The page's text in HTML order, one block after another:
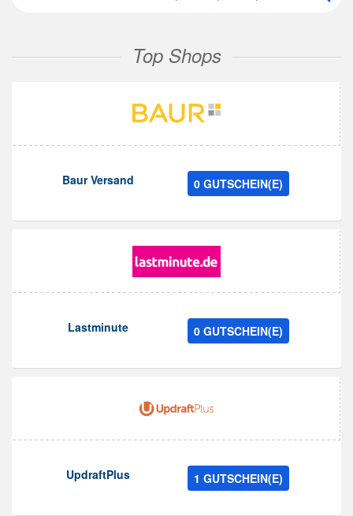
Top Shops
Baur Versand 0 GUTSCHEIN(E)
Lastminute 0 GUTSCHEIN(E)
UpdraftPlus 1 GUTSCHEIN(E)